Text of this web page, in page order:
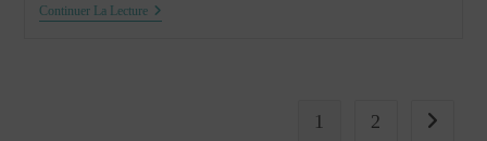
Continuer La Lecture21
Octobre
1 2 Aller à la